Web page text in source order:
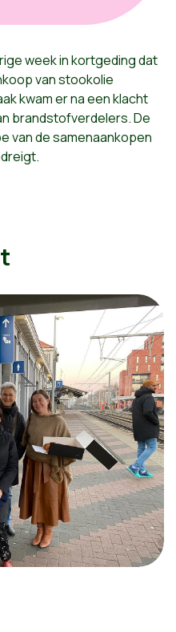
week in kortgeding dat
van stookolie
kwam er na een klacht
brandstofverdelers. De
van de samenaankopen